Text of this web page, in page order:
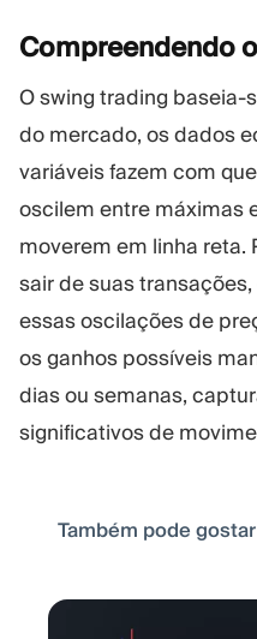
Compreendendo
O swing trading baseia-
do mercado, os dados
variáveis fazem com
oscilem entre máximas
moverem em linha reta.
sair de suas
essas oscilações de
os ganhos possíveis
dias ou semanas,
significativos de
Também pode gostar